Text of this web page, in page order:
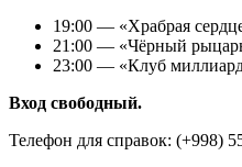
19:00 — «Храбрая
21:00 — «Чёрный
23:00 — «Клуб
Вход свободный.
Телефон для справок: (+998)